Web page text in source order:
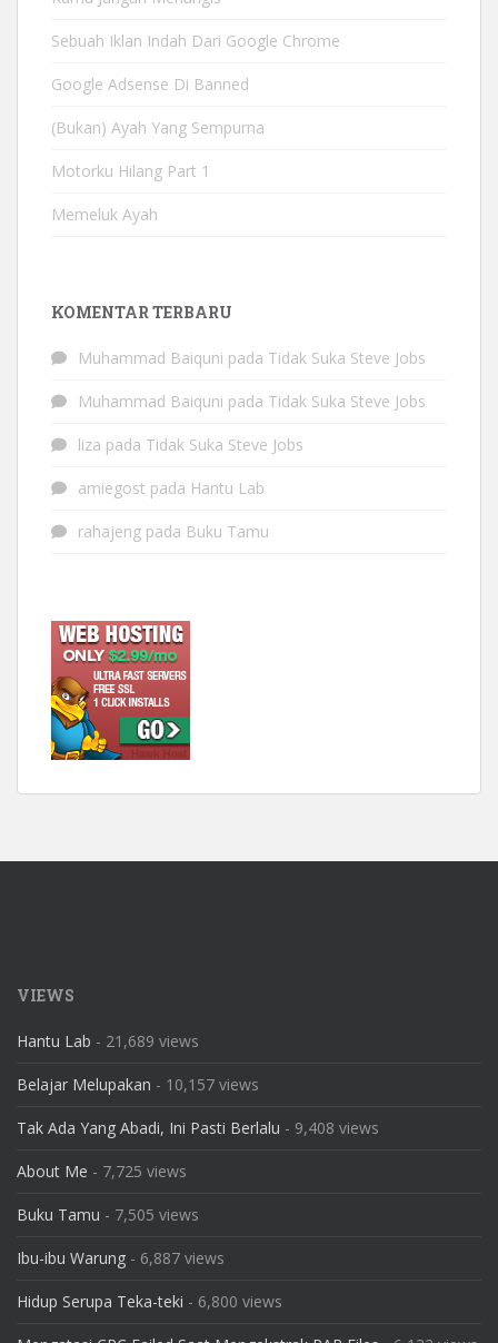
Sebuah Iklan Indah Dari Google Chrome
Google Adsense Di Banned
(Bukan) Ayah Yang Sempurna
Motorku Hilang Part 1
Memeluk Ayah
KOMENTAR TERBARU
Muhammad Baiquni pada Tidak Suka Steve Jobs
Muhammad Baiquni pada Tidak Suka Steve Jobs
liza pada Tidak Suka Steve Jobs
amiegost pada Hantu Lab
rahajeng pada Buku Tamu
VIEWS
Hantu Lab - 21,689 views
Belajar Melupakan - 10,157 views
Tak Ada Yang Abadi, Ini Pasti Berlalu - 9,408 views
About Me - 7,725 views
Buku Tamu - 7,505 views
Ibu-ibu Warung - 6,887 views
Hidup Serupa Teka-teki - 6,800 views